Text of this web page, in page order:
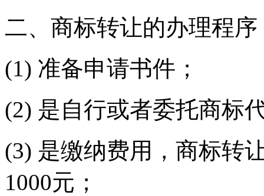
二、商标转让的办理程序
(1) 准备申请书件；
(2) 是自行或者委托商标
(3) 是缴纳费用，商标转
1000元；